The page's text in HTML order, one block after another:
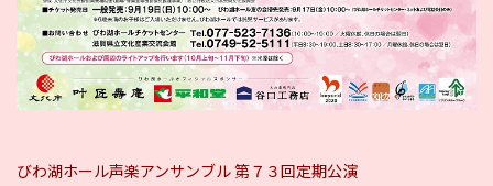
びわ湖ホール声楽アンサンブル 第７３回定期公演